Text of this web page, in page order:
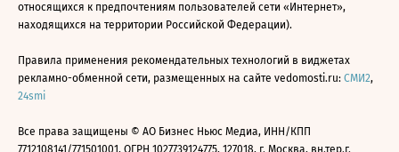
относящихся к предпочтениям пользователей сети «Интернет»,
находящихся на территории Российской Федерации).
Правила применения рекомендательных технологий в виджетах
рекламно-обменной сети, размещенных на сайте vedomosti.ru: СМИ2,
24smi
Все права защищены © АО Бизнес Ньюс Медиа, ИНН/КПП
7712108141/771501001, ОГРН 1027739124775, 127018, г. Москва, вн.тер.г.